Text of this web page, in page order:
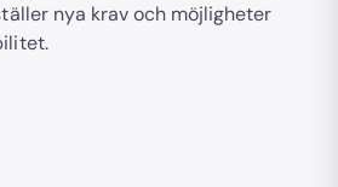
nya krav och möjligheter